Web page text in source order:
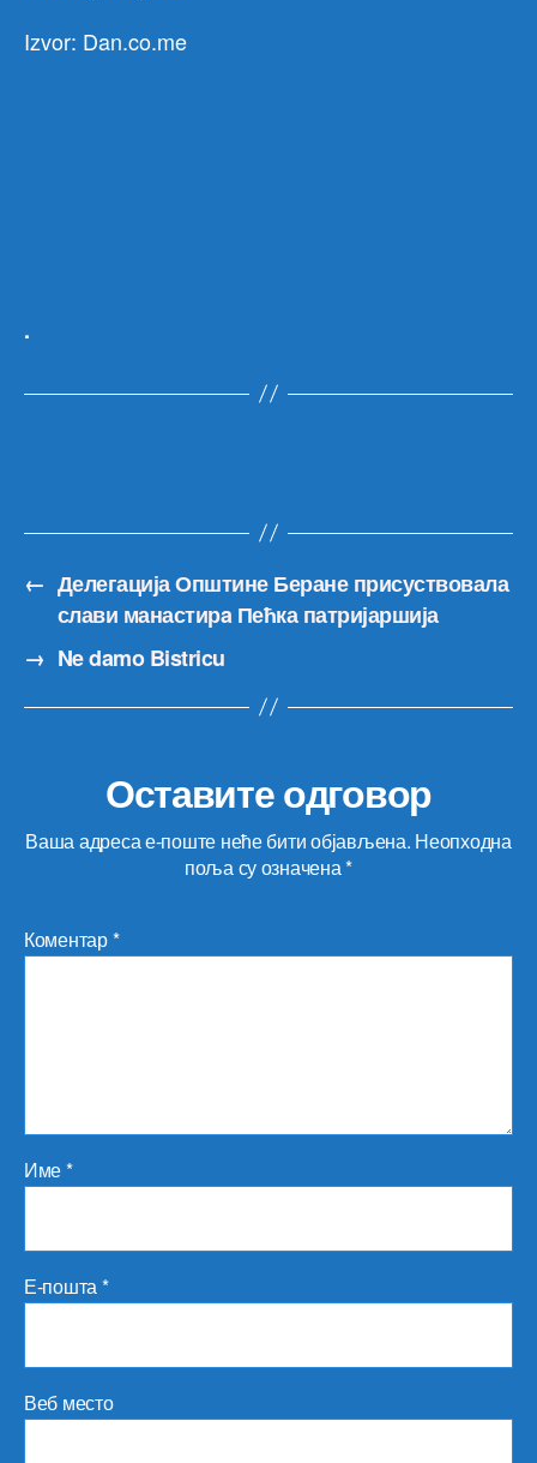
Izvor: Dan.co.me
.
← Делегација Општине Беране присуствовала
слави манастирa Пећка патријаршија
→ Ne damo Bistricu
Оставите одговор
Ваша адреса е-поште неће бити објављена. Неопходна
поља су означена*
Коментар*
Име*
Е-пошта*
Веб место